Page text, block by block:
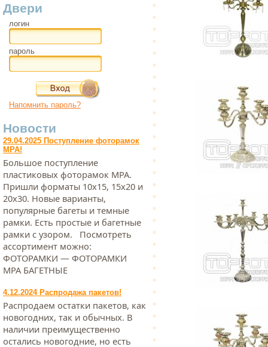
Двери
логин
пароль
Напомнить пароль?
Новости
29.04.2025 Поступление фоторамок
МРА!
Большое поступление
пластиковых фоторамок МРА.
Пришли форматы 10х15, 15х20 и
20х30. Новые варианты,
популярные багеты и темные
рамки. Есть простые и багетные
рамки с узором. Посмотреть
ассортимент можно:
ФОТОРАМКИ — ФОТОРАМКИ
МРА БАГЕТНЫЕ
4.12.2024 Распродажа пакетов!
Распродаем остатки пакетов, как
новогодних, так и обычных. В
наличии преимущественно
остались новогодние, но есть